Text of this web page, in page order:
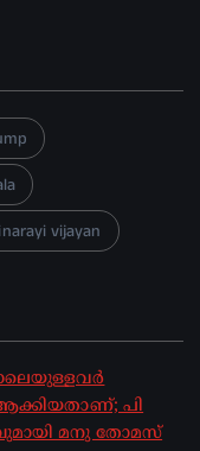
vijayan
പി
മനു തോമസ്